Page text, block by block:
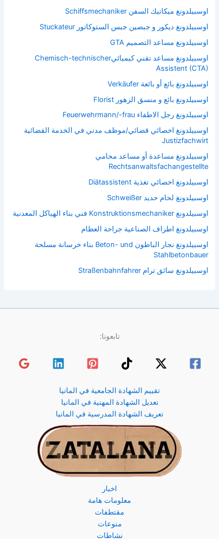
اوسبيلدونغ ميكانيك السفن Schiffsmechaniker
اوسبيلدونغ ديكور و جبصين جبس الستوكاتور Stuckateur
اوسبيلدونغ مساعد التصميم GTA
اوسبيلدونغ مساعد تقني كيميائيChemisch-technischer
Assistent (CTA)
اوسبيلدونغ بائع أو بائعة Verkäufer
اوسبيلدونغ بائع و منسق الزهور Florist
اوسبيلدونغ رجل الاطفاء Feuerwehrmann/-frau
اوسبيلدونغ اخصائي قضائي/موظف مدني في الخدمة القضائية
Justizfachwirt
اوسبيلدونغ مساعدة أو مساعد محامي
Rechtsanwaltsfachangestellte
اوسبيلدونغ اخصائي تغذية Diätassistent
اوسبيلدونغ لحام حديد Schweißer
اوسبيلدونغ Konstruktionsmechaniker فني بناء الهياكل المعدنية
اوسبيلدونغ اطراف الصناعية جراحة العظام
اوسبيلدونغ نجار الباطون Beton- und بناء خرسانة مسلحة
Stahlbetonbauer
اوسبيلدونغ سائق ترام Straßenbahnfahrer
تابعونا:
تقييم الشهادة الجامعية في المانيا
تعديل الشهادة المهنية في المانيا
تعريف الشهادة المدرسية في المانيا
اخبار
معلومات هامة
مقتطفات
منوعات
نشاطات